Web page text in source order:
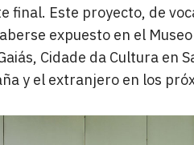
final. Este proyecto, de
expuesto en el
Cidade da Cultura en
y el extranjero en los